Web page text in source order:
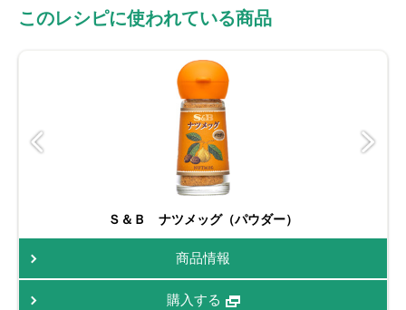
このレシピに使われている商品
Ｓ＆Ｂ ナツメッグ（パウダー）
商品情報
購入する